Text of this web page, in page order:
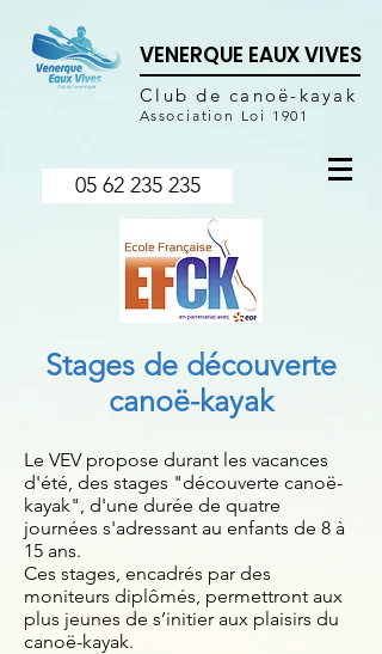
VENERQUE EAUX VIVES
Club de canoë-kayak
Association Loi 1901
05 62 235 235
Stages de découverte
canoë-kayak
Le VEV propose durant les vacances
d'été, des stages "découverte canoë-
kayak", d'une durée de quatre
journées s'adressant au enfants de 8 à
15 ans.
Ces stages, encadrés par des
moniteurs diplômés, permettront aux
plus jeunes de s’initier aux plaisirs du
canoë-kayak.